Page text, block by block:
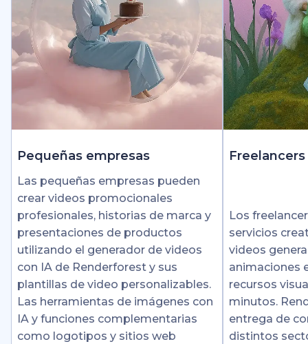
Pequeñas empresas
Las pequeñas empresas pueden
crear videos promocionales
profesionales, historias de marca y
presentaciones de productos
utilizando el generador de videos
con IA de Renderforest y sus
plantillas de video personalizables.
Las herramientas de imágenes con
IA y funciones complementarias
como logotipos y sitios web
Freelancers
Los
servicios
videos
animaciones
recursos
minutos.
entrega de
distintos